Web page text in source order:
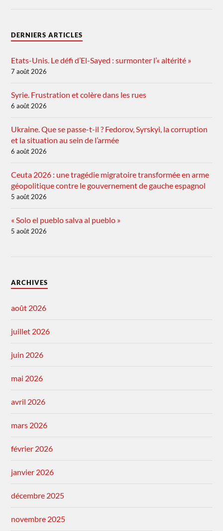
DERNIERS ARTICLES
Etats-Unis. Le défi d’El-Sayed : surmonter l’« altérité »
7 août 2026
Syrie. Frustration et colère dans les rues
6 août 2026
Ukraine. Que se passe-t-il ? Fedorov, Syrskyi, la corruption
et la situation au sein de l’armée
6 août 2026
Ceuta 2026 : une tragédie migratoire transformée en arme
géopolitique contre le gouvernement de gauche espagnol
5 août 2026
« Solo el pueblo salva al pueblo »
5 août 2026
ARCHIVES
août 2026
juillet 2026
juin 2026
mai 2026
avril 2026
mars 2026
février 2026
janvier 2026
décembre 2025
novembre 2025